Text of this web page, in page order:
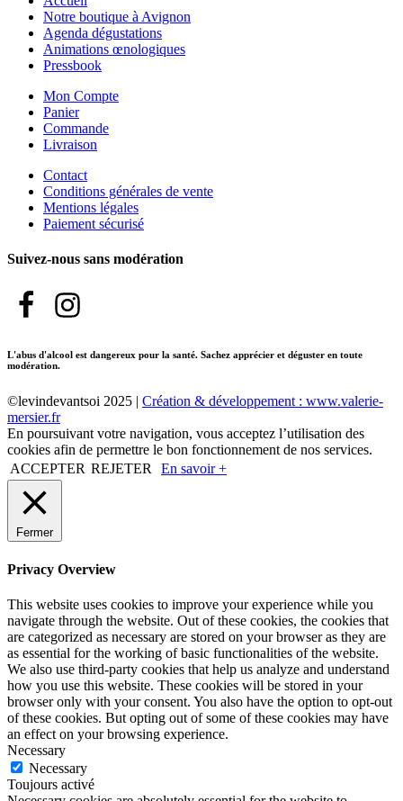
Notre boutique à Avignon
Agenda dégustations
Animations œnologiques
Pressbook
Mon Compte
Panier
Commande
Livraison
Contact
Conditions générales de vente
Mentions légales
Paiement sécurisé
Suivez-nous sans modération
L'abus d'alcool est dangereux pour la santé. Sachez apprécier et déguster en toute
modération.
©levindevantsoi 2025 | Création & développement : www.valerie-
mersier.fr
En poursuivant votre navigation, vous acceptez l’utilisation des
cookies afin de permettre le bon fonctionnement de nos services.
ACCEPTER REJETER En savoir +
Fermer
Privacy Overview
This website uses cookies to improve your experience while you
navigate through the website. Out of these cookies, the cookies that
are categorized as necessary are stored on your browser as they are
as essential for the working of basic functionalities of the website.
We also use third-party cookies that help us analyze and understand
how you use this website. These cookies will be stored in your
browser only with your consent. You also have the option to opt-out
of these cookies. But opting out of some of these cookies may have
an effect on your browsing experience.
Necessary
Necessary
Toujours activé